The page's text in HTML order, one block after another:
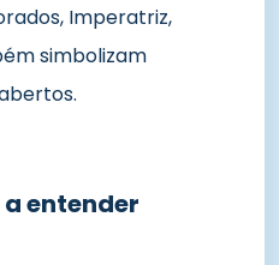
Imperatriz,
simbolizam
entender